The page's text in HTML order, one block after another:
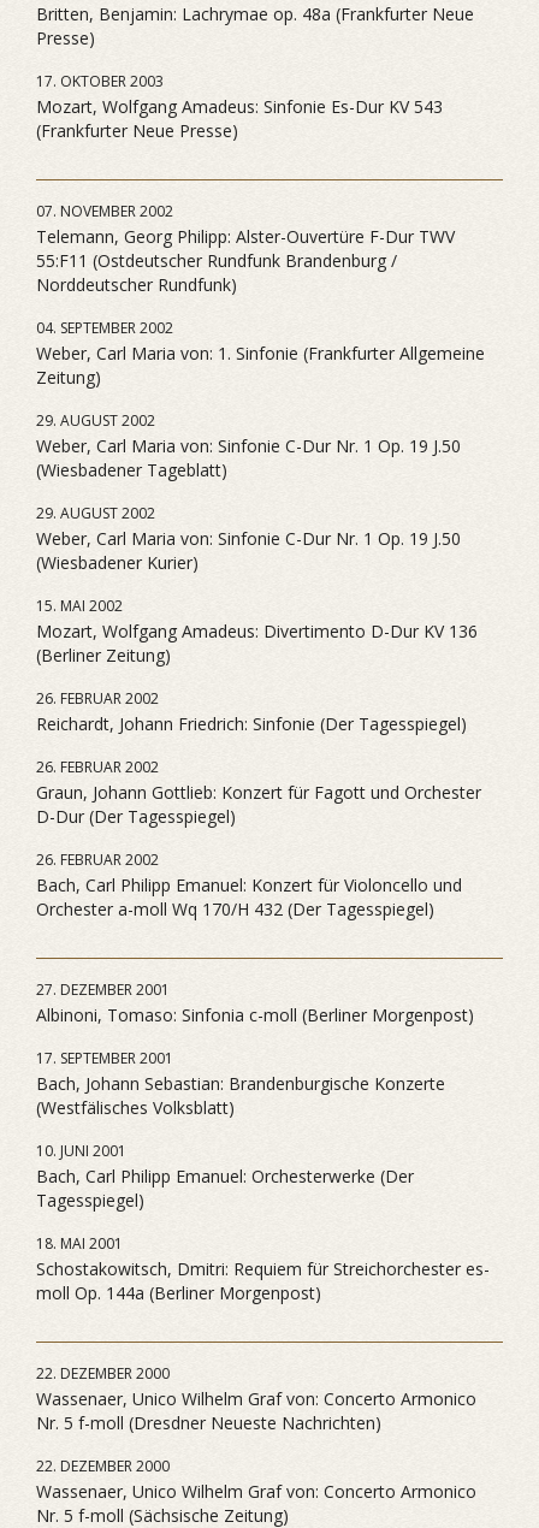
Britten, Benjamin: Lachrymae op. 48a (Frankfurter Neue
Presse)
17. OKTOBER 2003
Mozart, Wolfgang Amadeus: Sinfonie Es-Dur KV 543
(Frankfurter Neue Presse)
07. NOVEMBER 2002
Telemann, Georg Philipp: Alster-Ouvertüre F-Dur TWV
55:F11 (Ostdeutscher Rundfunk Brandenburg /
Norddeutscher Rundfunk)
04. SEPTEMBER 2002
Weber, Carl Maria von: 1. Sinfonie (Frankfurter Allgemeine
Zeitung)
29. AUGUST 2002
Weber, Carl Maria von: Sinfonie C-Dur Nr. 1 Op. 19 J.50
(Wiesbadener Tageblatt)
29. AUGUST 2002
Weber, Carl Maria von: Sinfonie C-Dur Nr. 1 Op. 19 J.50
(Wiesbadener Kurier)
15. MAI 2002
Mozart, Wolfgang Amadeus: Divertimento D-Dur KV 136
(Berliner Zeitung)
26. FEBRUAR 2002
Reichardt, Johann Friedrich: Sinfonie (Der Tagesspiegel)
26. FEBRUAR 2002
Graun, Johann Gottlieb: Konzert für Fagott und Orchester
D-Dur (Der Tagesspiegel)
26. FEBRUAR 2002
Bach, Carl Philipp Emanuel: Konzert für Violoncello und
Orchester a-moll Wq 170/H 432 (Der Tagesspiegel)
27. DEZEMBER 2001
Albinoni, Tomaso: Sinfonia c-moll (Berliner Morgenpost)
17. SEPTEMBER 2001
Bach, Johann Sebastian: Brandenburgische Konzerte
(Westfälisches Volksblatt)
10. JUNI 2001
Bach, Carl Philipp Emanuel: Orchesterwerke (Der
Tagesspiegel)
18. MAI 2001
Schostakowitsch, Dmitri: Requiem für Streichorchester es-
moll Op. 144a (Berliner Morgenpost)
22. DEZEMBER 2000
Wassenaer, Unico Wilhelm Graf von: Concerto Armonico
Nr. 5 f-moll (Dresdner Neueste Nachrichten)
22. DEZEMBER 2000
Wassenaer, Unico Wilhelm Graf von: Concerto Armonico
Nr. 5 f-moll (Sächsische Zeitung)